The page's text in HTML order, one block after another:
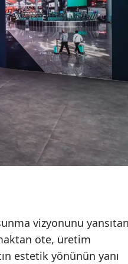
vizyonunu
öte, üretim
estetik yönünün yanı